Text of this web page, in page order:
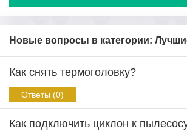
Новые вопросы в категории:
Как снять термоголовку?
Ответы (0)
Как подключить циклон к